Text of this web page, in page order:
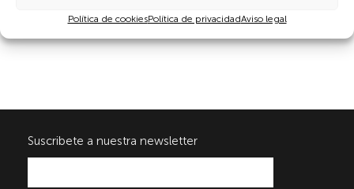
Política de cookiesPolítica de privacidadAviso legal
Suscribete a nuestra newsletter